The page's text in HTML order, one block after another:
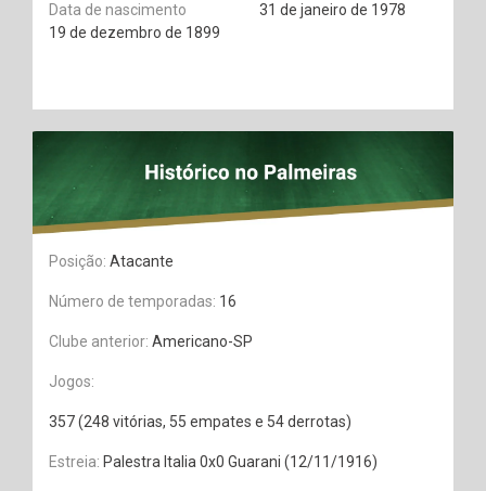
Data de nascimento
19 de dezembro de 1899
31 de janeiro de 1978
Posição: Atacante
Número de temporadas: 16
Clube anterior: Americano-SP
Jogos:
357 (248 vitórias, 55 empates e 54 derrotas)
Estreia: Palestra Italia 0x0 Guarani (12/11/1916)